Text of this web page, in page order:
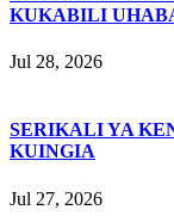
KUKABILI
Jul 28, 2026
SERIKALI YA
KUINGIA
Jul 27, 2026